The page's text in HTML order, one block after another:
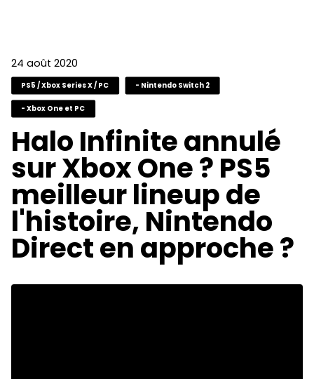
24 août 2020
PS5 / Xbox Series X / PC - Nintendo Switch 2
- Xbox One et PC
Halo Infinite annulé
sur Xbox One ? PS5
meilleur lineup de
l'histoire, Nintendo
Direct en approche ?